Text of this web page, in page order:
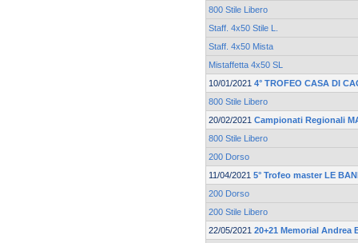
800 Stile Libero
Staff. 4x50 Stile L.
Staff. 4x50 Mista
Mistaffetta 4x50 SL
10/01/2021 4° TROFEO CASA DI
800 Stile Libero
20/02/2021 Campionati Regionali
800 Stile Libero
200 Dorso
11/04/2021 5° Trofeo master LE
200 Dorso
200 Stile Libero
22/05/2021 20+21 Memorial Andrea